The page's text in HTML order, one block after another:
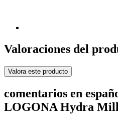
Valoraciones del
Valora este producto
comentarios en
LOGONA Hydra